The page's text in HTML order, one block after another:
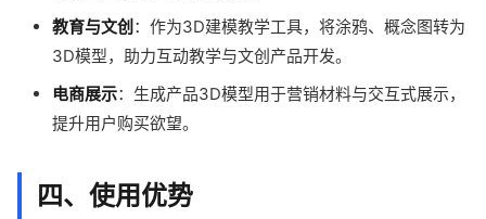
教育与文创 ：作为3D建模教学工具，将涂鸦、概念图转为
3D模型，助力互动教学与文创产品开发。
电商展示：生成产品3D模型用于营销材料与交互式展示，
提升用户购买欲望。
四、使用优势